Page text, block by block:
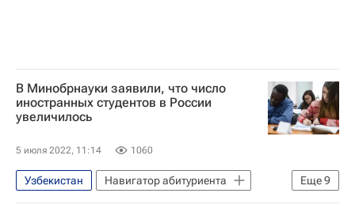
В Минобрнауки заявили, что число
иностранных студентов в России
увеличилось
5 июля 2022, 11:14 1060
Еще9
Узбекистан
Навигатор абитуриента
Общество
Россия
Казахстан